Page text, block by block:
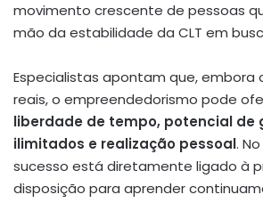
movimento crescente de pessoas
mão da estabilidade da CLT em
Especialistas apontam que, embora
reais, o empreendedorismo pode
liberdade de tempo, potencial de
ilimitados e realização pessoal.
sucesso está diretamente ligado à
disposição para aprender